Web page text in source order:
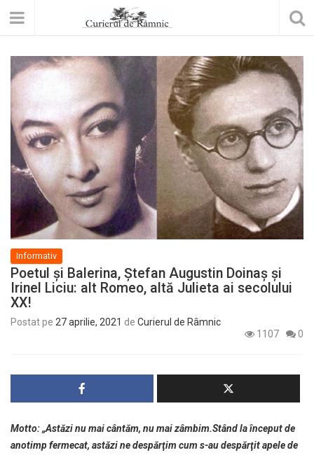
Informativ
Poetul şi Balerina, Ştefan Augustin Doinaş şi
Irinel Liciu: alt Romeo, altă Julieta ai secolului
XX!
Postat pe 27 aprilie, 2021 de Curierul de Râmnic
1107
0
Motto: „Astăzi nu mai cântăm, nu mai zâmbim.Stând la început de
anotimp fermecat, astăzi ne despărţim cum s-au despărţit apele de